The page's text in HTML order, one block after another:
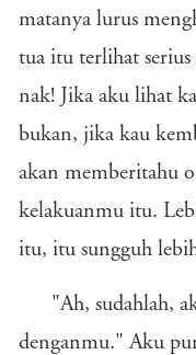
matanya lurus
tua itu terlihat
nak! Jika aku lihat
bukan, jika kau
akan memberitahu
kelakuanmu itu.
itu, itu sungguh
"Ah, sudahlah,
denganmu." Aku